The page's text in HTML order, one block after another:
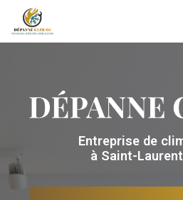
contenu
Entreprise de
à Saint-